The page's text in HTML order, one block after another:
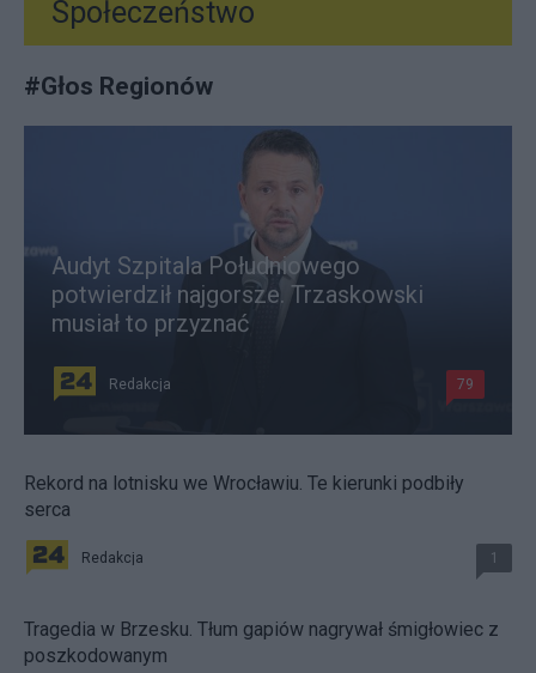
Społeczeństwo
#Głos Regionów
Audyt Szpitala Południowego
potwierdził najgorsze. Trzaskowski
musiał to przyznać
Redakcja 79
Rekord na lotnisku we Wrocławiu. Te kierunki podbiły
serca
Redakcja 1
Tragedia w Brzesku. Tłum gapiów nagrywał śmigłowiec z
poszkodowanym